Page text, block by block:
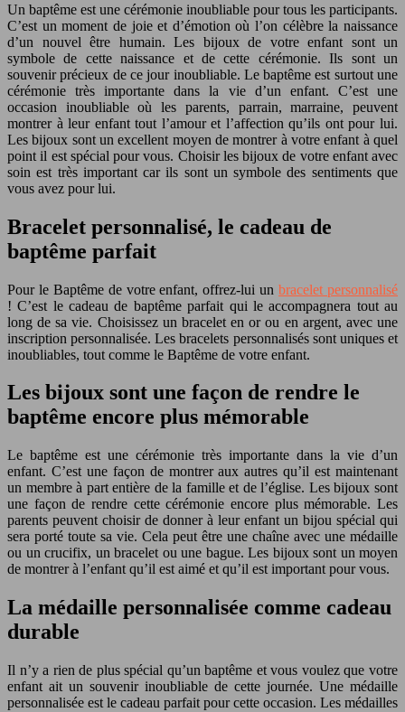
Un baptême est une cérémonie inoubliable pour tous les participants.
C’est un moment de joie et d’émotion où l’on célèbre la naissance
d’un nouvel être humain. Les bijoux de votre enfant sont un
symbole de cette naissance et de cette cérémonie. Ils sont un
souvenir précieux de ce jour inoubliable. Le baptême est surtout une
cérémonie très importante dans la vie d’un enfant. C’est une
occasion inoubliable où les parents, parrain, marraine, peuvent
montrer à leur enfant tout l’amour et l’affection qu’ils ont pour lui.
Les bijoux sont un excellent moyen de montrer à votre enfant à quel
point il est spécial pour vous. Choisir les bijoux de votre enfant avec
soin est très important car ils sont un symbole des sentiments que
vous avez pour lui.
Bracelet personnalisé, le cadeau de
baptême parfait
Pour le Baptême de votre enfant, offrez-lui unbracelet personnalisé
! C’est le cadeau de baptême parfait qui le accompagnera tout au
long de sa vie. Choisissez un bracelet en or ou en argent, avec une
inscription personnalisée. Les bracelets personnalisés sont uniques et
inoubliables, tout comme le Baptême de votre enfant.
Les bijoux sont une façon de rendre le
baptême encore plus mémorable
Le baptême est une cérémonie très importante dans la vie d’un
enfant. C’est une façon de montrer aux autres qu’il est maintenant
un membre à part entière de la famille et de l’église. Les bijoux sont
une façon de rendre cette cérémonie encore plus mémorable. Les
parents peuvent choisir de donner à leur enfant un bijou spécial qui
sera porté toute sa vie. Cela peut être une chaîne avec une médaille
ou un crucifix, un bracelet ou une bague. Les bijoux sont un moyen
de montrer à l’enfant qu’il est aimé et qu’il est important pour vous.
La médaille personnalisée comme cadeau
durable
Il n’y a rien de plus spécial qu’un baptême et vous voulez que votre
enfant ait un souvenir inoubliable de cette journée. Une médaille
personnalisée est le cadeau parfait pour cette occasion. Les médailles